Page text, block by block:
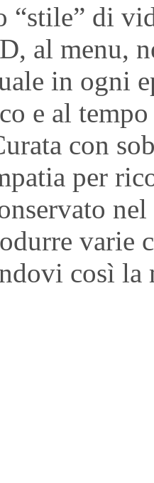
“stile” di
al menu,
in ogni
e al
con
per
varie
così la